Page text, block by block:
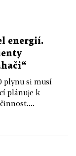
energií.
plynu si musí
plánuje k